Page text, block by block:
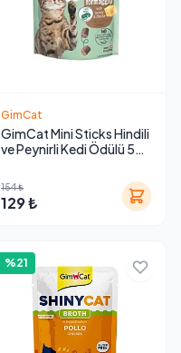
GimCat
GimCat Mini Sticks Hindili
ve Peynirli Kedi Ödülü 50
154 ₺
129 ₺
%21